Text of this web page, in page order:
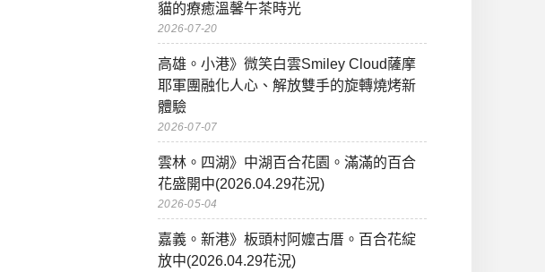
貓的療癒溫馨午茶時光
2026-07-20
高雄。小港》微笑白雲Smiley Cloud薩摩
耶軍團融化人心、解放雙手的旋轉燒烤新
體驗
2026-07-07
雲林。四湖》中湖百合花園。滿滿的百合
花盛開中(2026.04.29花況)
2026-05-04
嘉義。新港》板頭村阿嬤古厝。百合花綻
放中(2026.04.29花況)